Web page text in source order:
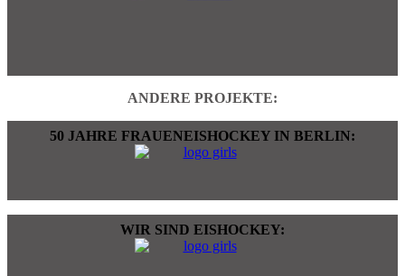
ANDERE PROJEKTE:
50 JAHRE FRAUENEISHOCKEY IN BERLIN:
WIR SIND EISHOCKEY: